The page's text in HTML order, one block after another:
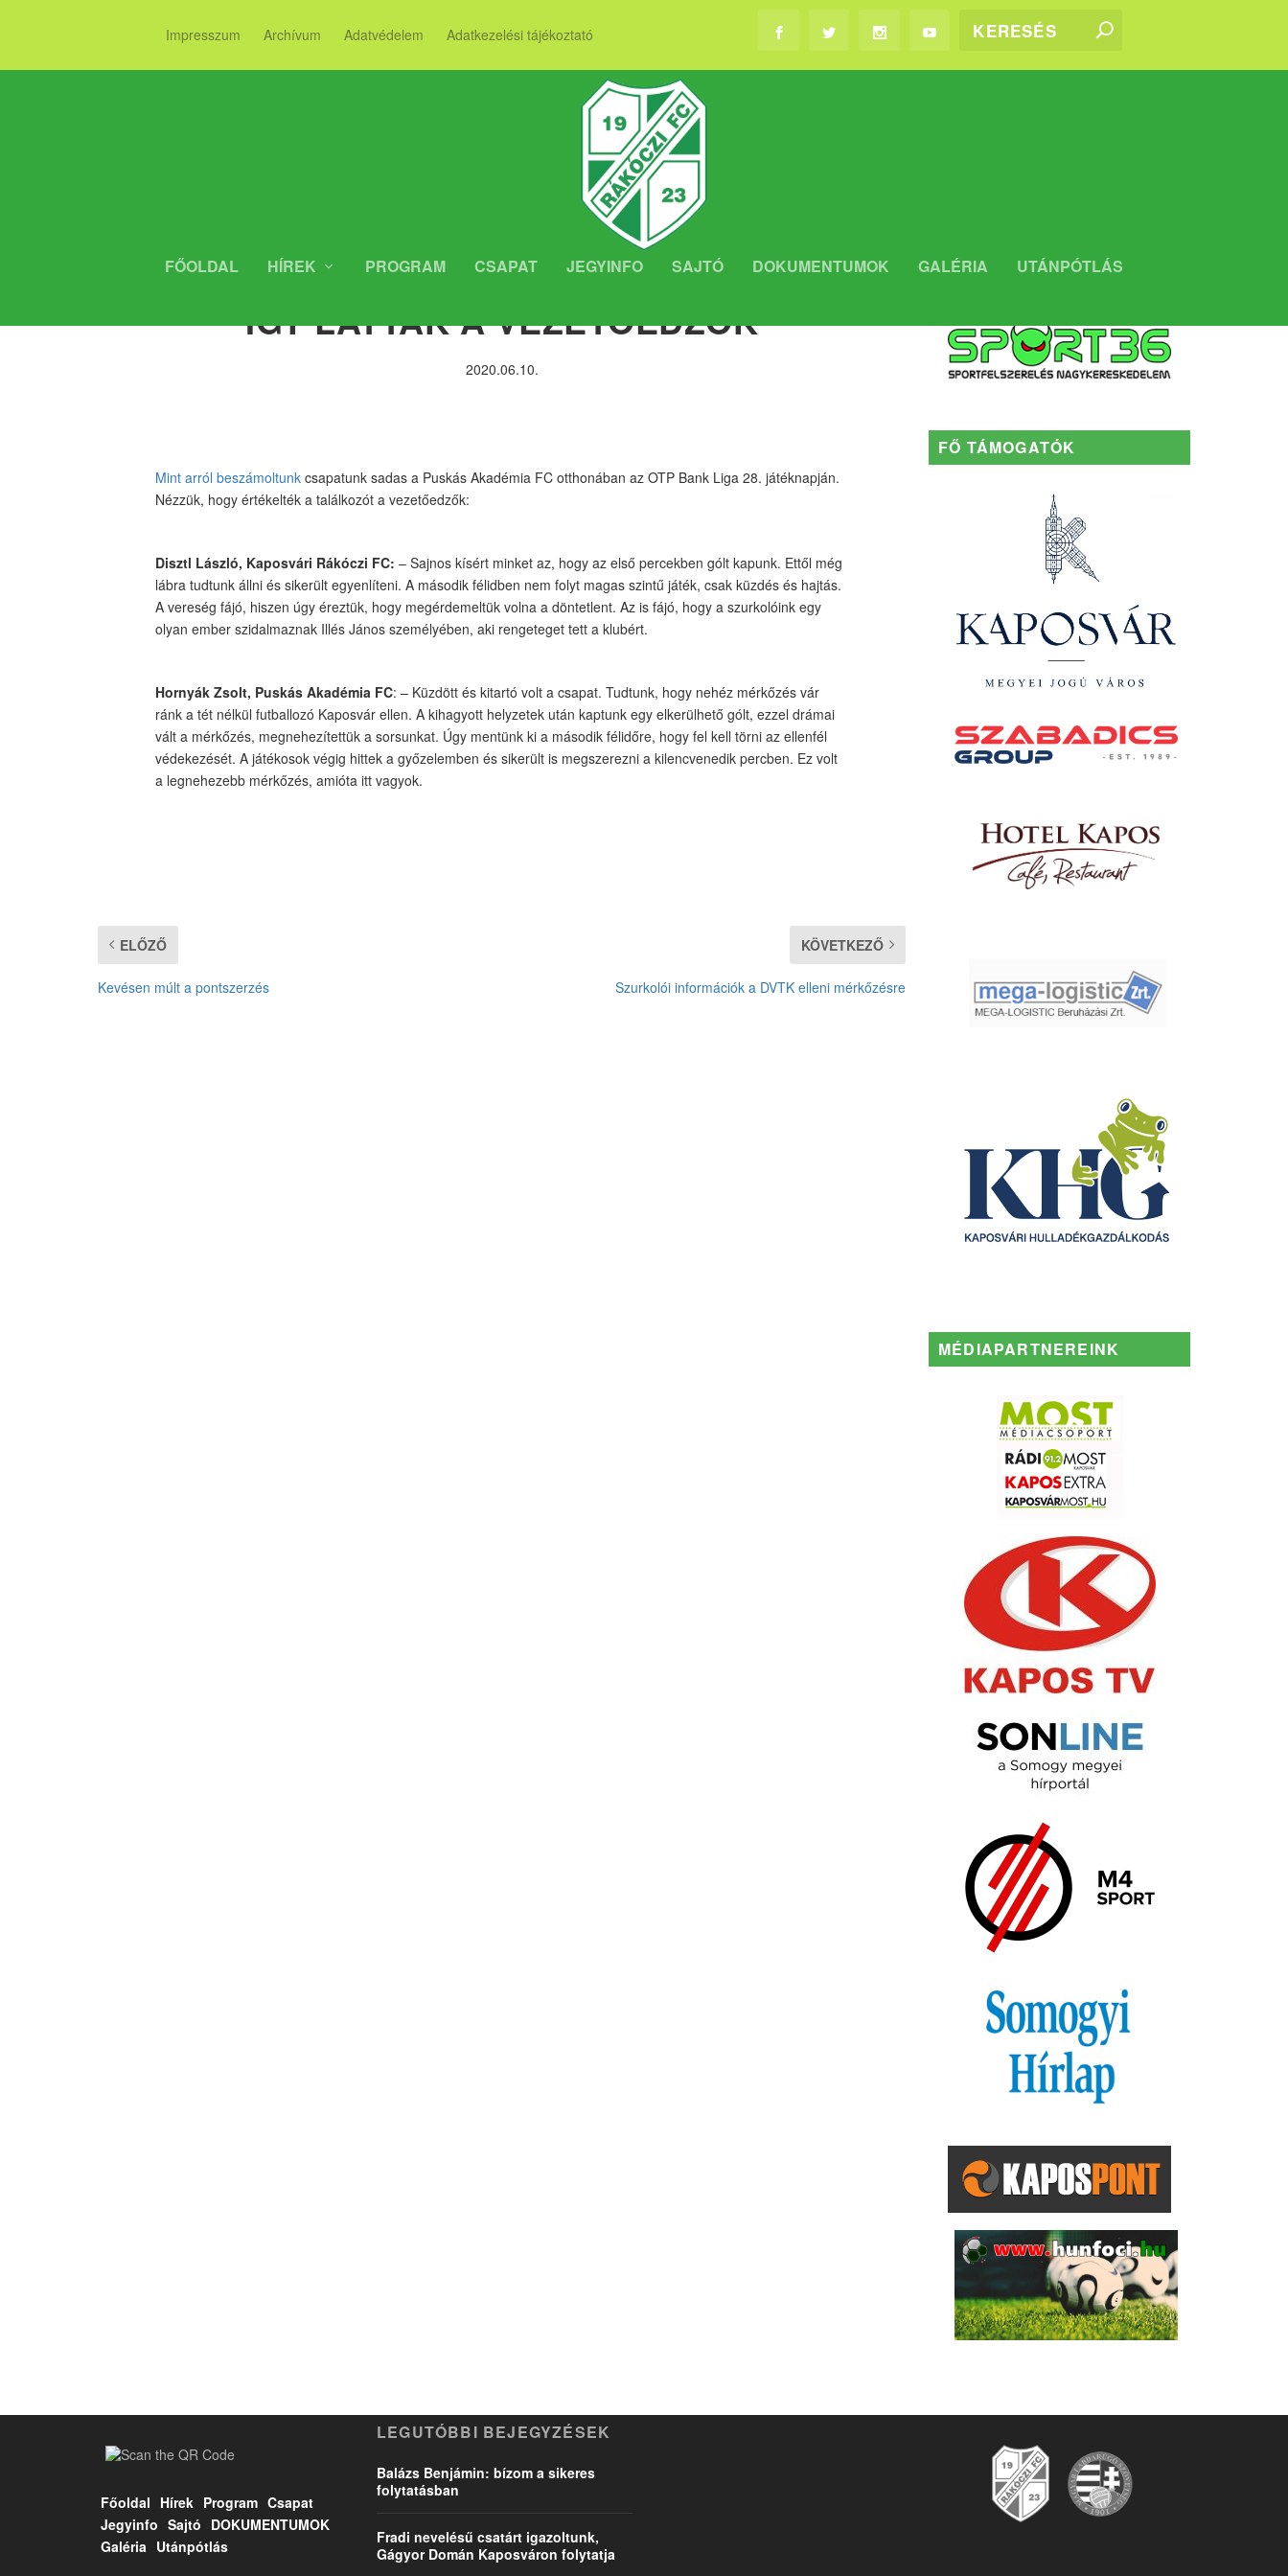
Impresszum Archívum Adatvédelem Adatkezelési tájékoztató
FŐOLDAL HÍREK PROGRAM CSAPAT JEGYINFO SAJTÓ DOKUMENTUMOK GALÉRIA UTÁNPÓTLÁS
ÍGY LÁTTÁK A VEZETŐEDZŐK
2020.06.10.
Mint arról beszámoltunk csapatunk sadas a Puskás Akadémia FC otthonában az OTP Bank Liga 28. játéknapján.
Nézzük, hogy értékelték a találkozót a vezetőedzők:
Disztl László, Kaposvári Rákóczi FC: – Sajnos kísért minket az, hogy az első percekben gólt kapunk. Ettől még
lábra tudtunk állni és sikerült egyenlíteni. A második félidben nem folyt magas szintű játék, csak küzdés és hajtás.
A vereség fájó, hiszen úgy éreztük, hogy megérdemeltük volna a döntetlent. Az is fájó, hogy a szurkolóink egy
olyan ember szidalmaznak Illés János személyében, aki rengeteget tett a klubért.
Hornyák Zsolt, Puskás Akadémia FC: – Küzdött és kitartó volt a csapat. Tudtunk, hogy nehéz mérkőzés vár
ránk a tét nélkül futballozó Kaposvár ellen. A kihagyott helyzetek után kaptunk egy elkerülhető gólt, ezzel drámai
vált a mérkőzés, megnehezítettük a sorsunkat. Úgy mentünk ki a második félidőre, hogy fel kell törni az ellenfél
védekezését. A játékosok végig hittek a győzelemben és sikerült is megszerezni a kilencvenedik percben. Ez volt
a legnehezebb mérkőzés, amióta itt vagyok.
ELŐZŐ
Kevésen múlt a pontszerzés
KÖVETKEZŐ
Szurkolói információk a DVTK elleni mérkőzésre
FŐ TÁMOGATÓK
MÉDIAPARTNEREINK
Főoldal Hírek Program Csapat
Jegyinfo Sajtó DOKUMENTUMOK
Galéria Utánpótlás
LEGUTÓBBI BEJEGYZÉSEK
Balázs Benjámin: bízom a sikeres
folytatásban
Fradi nevelésű csatárt igazoltunk,
Gágyor Domán Kaposváron folytatja